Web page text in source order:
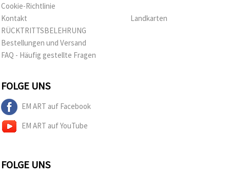
Cookie-Richtlinie
Kontakt
RÜCKTRITTSBELEHRUNG
Bestellungen und Versand
FAQ - Häufig gestellte Fragen
Landkarten
FOLGE UNS
EM ART auf Facebook
EM ART auf YouTube
FOLGE UNS